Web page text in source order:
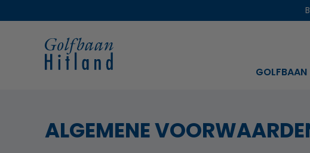
GOLFBAAN
ALGEMENE